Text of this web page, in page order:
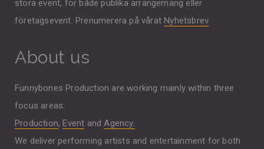
stora event, för både publika arrangemang eller
företagsevent. Prenumerera på vårat Nyhetsbrev
About us
Funnybones Production are working mainly within three
focus areas:
Production, Event andAgency.
We deliver performing artists and entertainment for both